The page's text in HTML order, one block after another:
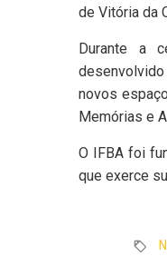
de Vitória da
Durante a
novos
Memórias e
O IFBA foi
que exerce